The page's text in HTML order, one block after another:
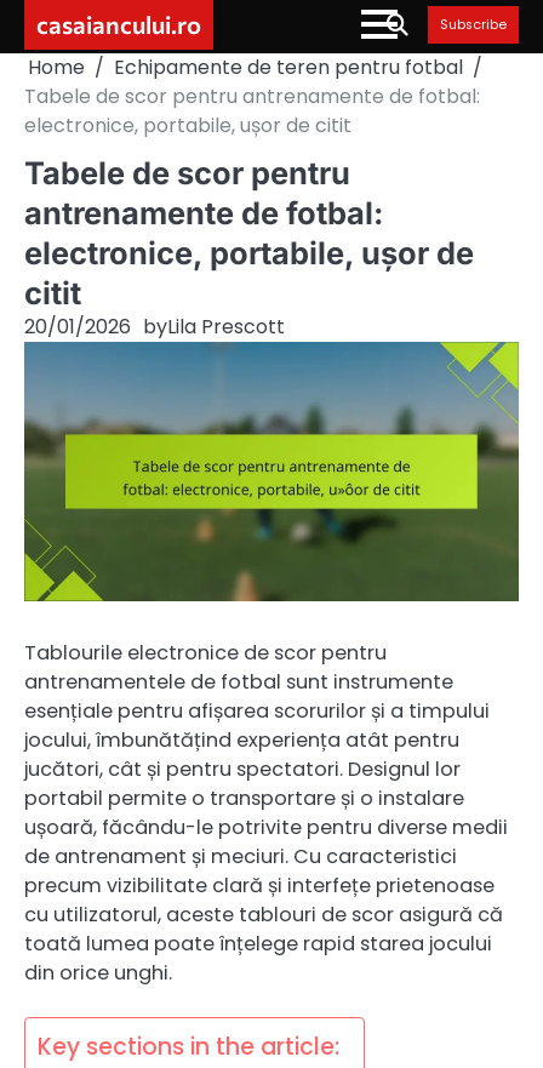
content
casaiancului.ro Subscribe
Home
Echipamente de teren pentru fotbal
Tabele de scor pentru antrenamente de fotbal:
electronice, portabile, ușor de citit
Tabele de scor pentru
antrenamente de fotbal:
electronice, portabile, ușor de
citit
20/01/2026 byLila Prescott
Tablourile electronice de scor pentru
antrenamentele de fotbal sunt instrumente
esențiale pentru afișarea scorurilor și a timpului
jocului, îmbunătățind experiența atât pentru
jucători, cât și pentru spectatori. Designul lor
portabil permite o transportare și o instalare
ușoară, făcându-le potrivite pentru diverse medii
de antrenament și meciuri. Cu caracteristici
precum vizibilitate clară și interfețe prietenoase
cu utilizatorul, aceste tablouri de scor asigură că
toată lumea poate înțelege rapid starea jocului
din orice unghi.
Key sections in the article: